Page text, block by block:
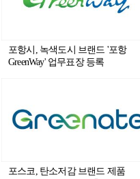
포항시, 녹색도시 브랜드 '포항
GreenWay' 업무표장 등록
포스코, 탄소저감 브랜드 제품